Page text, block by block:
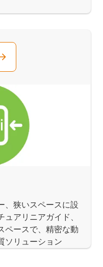
、狭いスペースに設
アリニアガイド、
ペースで、精密な動
ソリューション